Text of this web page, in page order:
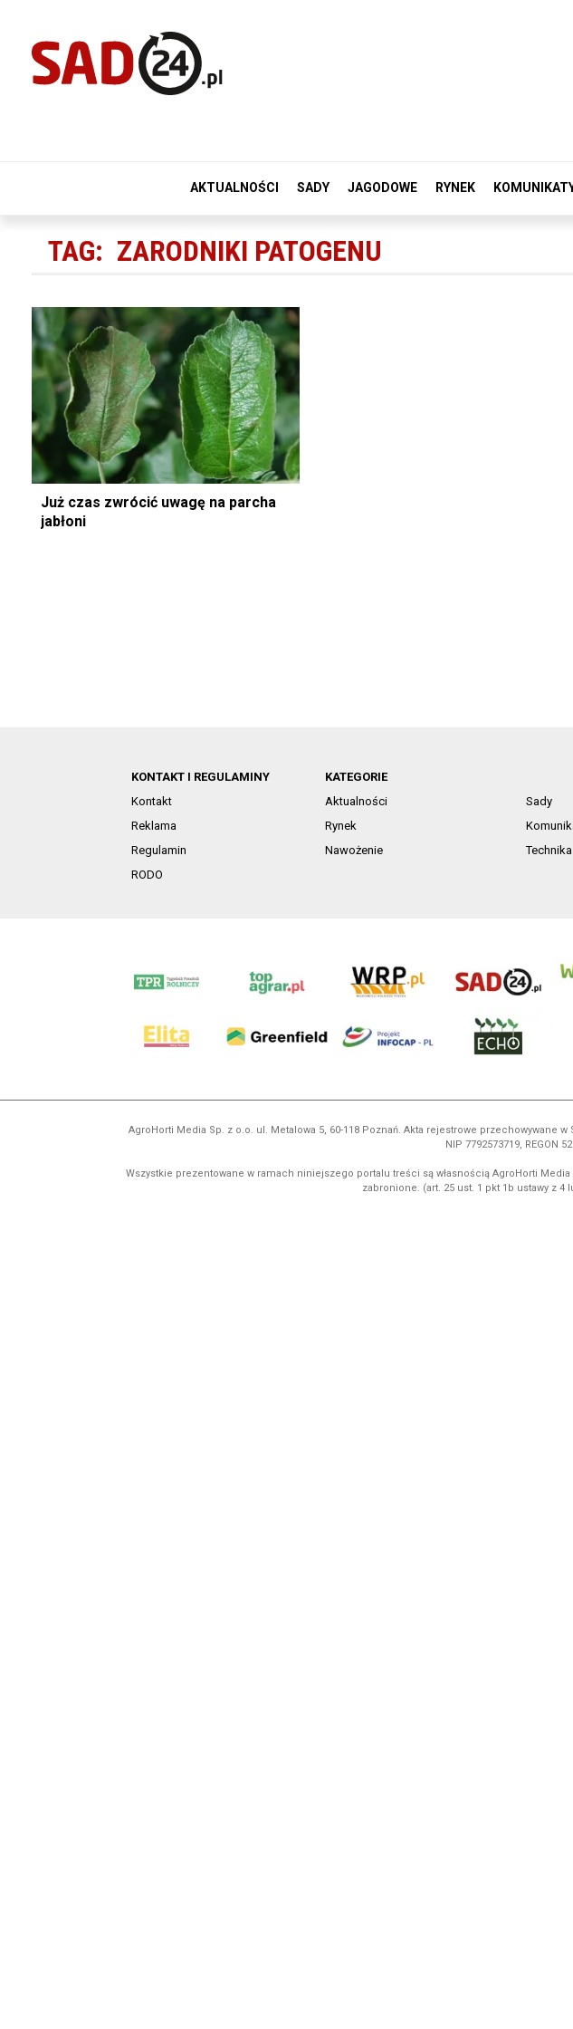
AKTUALNOŚCI SADY JAGODOWE RYNEK
TAG: ZARODNIKI PATOGENU
Już czas zwrócić uwagę na parcha
jabłoni
KONTAKT I REGULAMINY
Kontakt
Reklama
Regulamin
RODO
KATEGORIE
Aktualności
Sady
Rynek
Nawożenie
Technika
AgroHorti Media Sp. z o.o. ul. Metalowa 5, 60-118 Poznań. Akta rejestrowe przechowywane
NIP 7792573719, REGON
Wszystkie prezentowane w ramach niniejszego portalu treści są własnością AgroHorti
zabronione. (art. 25 ust. 1 pkt 1b ustawy z